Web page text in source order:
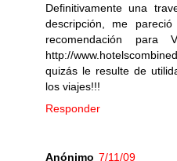
Definitivamente una
descripción, me
recomendación
http://
quizás le resulte de
los viajes!!!
Responder
Anónimo 7/11/09